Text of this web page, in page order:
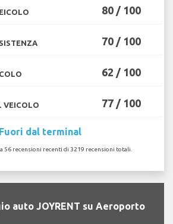
80 / 100
70 / 100
62 / 100
VEICOLO 77 / 100
Fuori dal terminal
56 recensioni recenti di 3219 recensioni totali.
auto JOYRENT su Aeroporto